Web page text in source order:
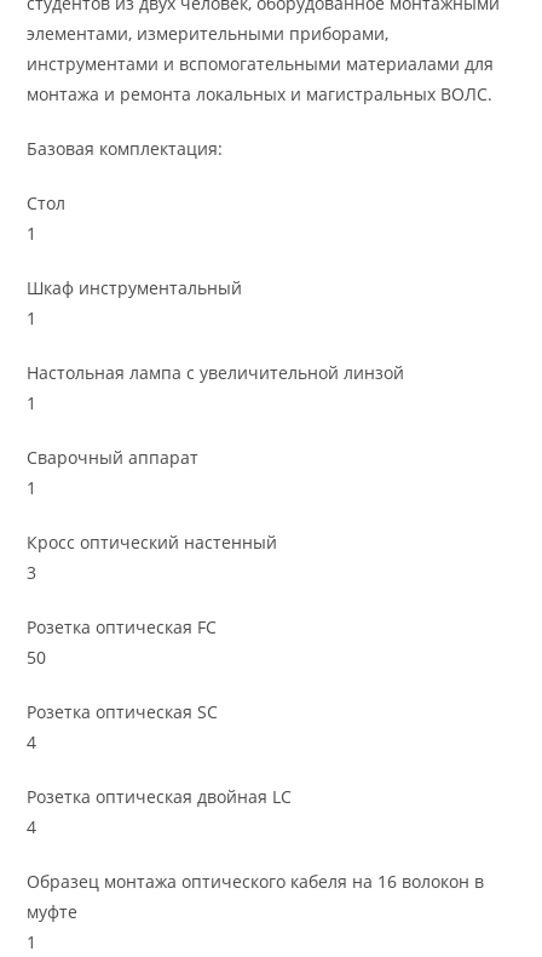
элементами, измерительными приборами,
инструментами и вспомогательными материалами для
монтажа и ремонта локальных и магистральных ВОЛС.
Базовая комплектация:
Стол
1
Шкаф инструментальный
1
Настольная лампа с увеличительной линзой
1
Сварочный аппарат
1
Кросс оптический настенный
3
Розетка оптическая FC
50
Розетка оптическая SC
4
Розетка оптическая двойная LC
4
Образец монтажа оптического кабеля на 16 волокон в
муфте
1